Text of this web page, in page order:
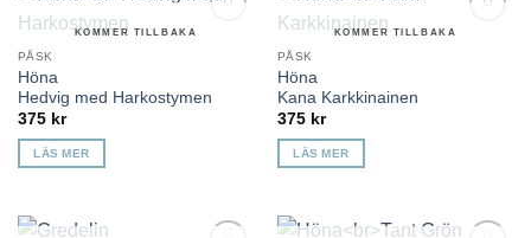
Lägg till i
KOMMER TILLBAKA
PÅSK
Höna
Hedvig med Harkostymen
375 kr
LÄS MER
Lägg till i
KOMMER TILLBAKA
PÅSK
Höna
Kana Karkkinainen
375 kr
LÄS MER